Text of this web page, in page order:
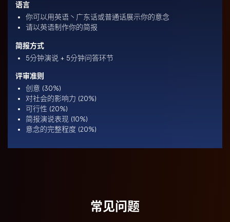
语言
你可以用英语丶广东话或普通话展示你的意念
请以英语制作你的简报
简报方式
5分钟演说 + 5分钟问答环节
评审准则
创意 (30%)
对社会的影响力 (20%)
可行性 (20%)
简报演说表现 (10%)
意念的完整程度 (20%)
常见问题